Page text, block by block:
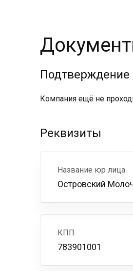
Подтверждение
Компания ещё не
Реквизиты
Название юр лица
Островский
КПП
783901001